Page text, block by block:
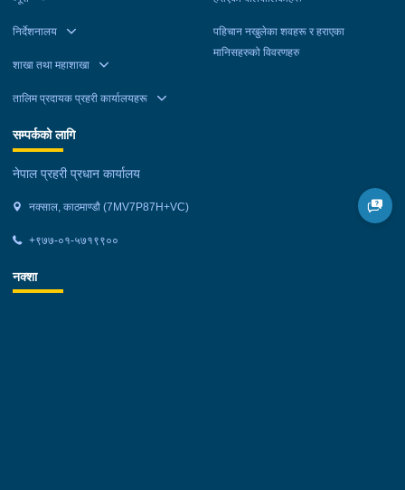
निर्देशनालय
शाखा तथा महाशाखा
तालिम प्रदायक प्रहरी कार्यालयहरू
पहिचान नखुलेका शवहरू र हराएका
मानिसहरुको विवरणहरु
सम्पर्कको लागि
नेपाल प्रहरी प्रधान कार्यालय
नक्साल, काठमाण्डौ (7MV7P87H+VC)
+९७७-०१-५७१९९००
नक्शा